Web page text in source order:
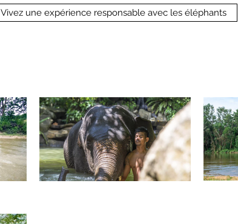
Vivez une expérience responsable avec les éléphants